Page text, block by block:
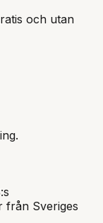
och utan
från Sveriges